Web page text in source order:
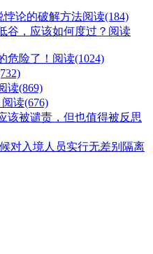
悖论的破解方法阅读(184)
谷，应该如何度过？ 阅读
危险了！ 阅读(1024)
读(869)
阅读(676)
该被谴责，但也值得被反思
对入境人员实行无差别隔离